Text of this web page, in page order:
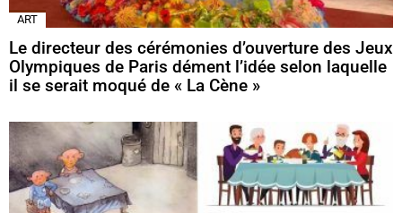
ART
Le directeur des cérémonies d’ouverture des Jeux
Olympiques de Paris dément l’idée selon laquelle
il se serait moqué de « La Cène »